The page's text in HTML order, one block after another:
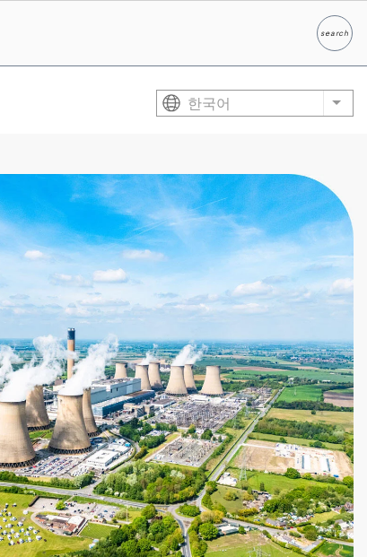
search
찾다
한국어 List